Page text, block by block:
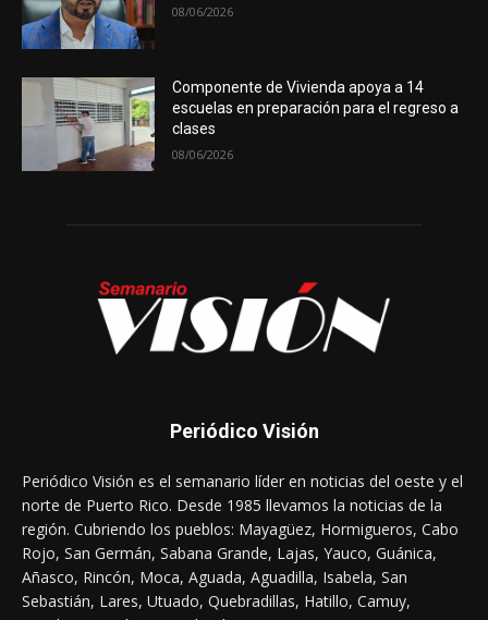
08/06/2026
Componente de Vivienda apoya a 14
escuelas en preparación para el regreso a
clases
08/06/2026
Periódico Visión
Periódico Visión es el semanario líder en noticias del oeste y el
norte de Puerto Rico. Desde 1985 llevamos la noticias de la
región. Cubriendo los pueblos: Mayagüez, Hormigueros, Cabo
Rojo, San Germán, Sabana Grande, Lajas, Yauco, Guánica,
Añasco, Rincón, Moca, Aguada, Aguadilla, Isabela, San
Sebastián, Lares, Utuado, Quebradillas, Hatillo, Camuy,